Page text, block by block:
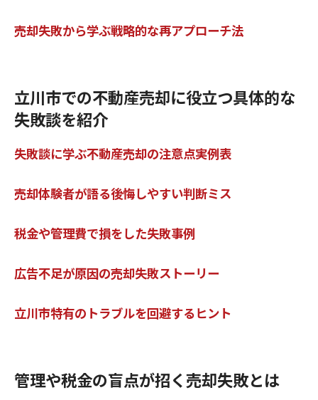
売却失敗から学ぶ戦略的な再アプローチ法
立川市での不動産売却に役立つ具体的な
失敗談を紹介
失敗談に学ぶ不動産売却の注意点実例表
売却体験者が語る後悔しやすい判断ミス
税金や管理費で損をした失敗事例
広告不足が原因の売却失敗ストーリー
立川市特有のトラブルを回避するヒント
管理や税金の盲点が招く売却失敗とは